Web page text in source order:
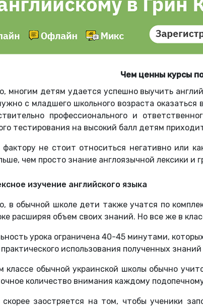
Чем ценны курсы
многим детям удается успешно выучить
с младшего школьного возраста
профессионального и
тестирования на высокий балл детям
не стоит относиться негативно или
чем просто знание англоязычной лексики и
изучение английского языка
в обычной школе дети также учатся по
расширяя объем своих знаний. Но все же в
урока ограничена 40-45 минутами,
использования полученных знаний
классе обычной украинской школы обычно
количество внимания каждому
скорее заостряется на том, чтобы ученики